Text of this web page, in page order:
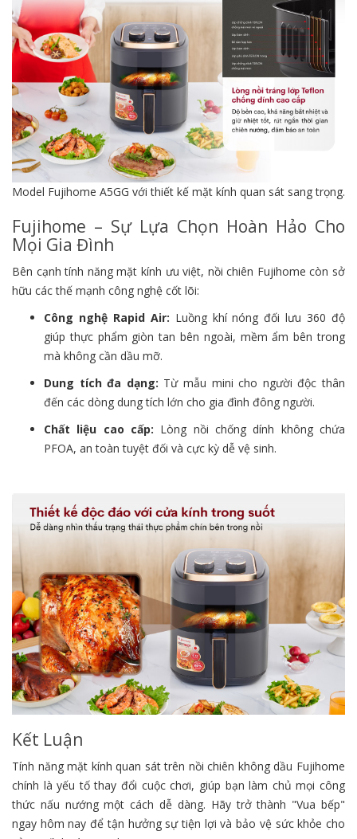
Model Fujihome A5GG với thiết kế mặt kính quan sát sang trọng.
Fujihome – Sự Lựa Chọn Hoàn Hảo Cho
Mọi Gia Đình
Bên cạnh tính năng mặt kính ưu việt, nồi chiên Fujihome còn sở
hữu các thế mạnh công nghệ cốt lõi:
Công nghệ Rapid Air: Luồng khí nóng đối lưu 360 độ
giúp thực phẩm giòn tan bên ngoài, mềm ẩm bên trong
mà không cần dầu mỡ.
Dung tích đa dạng: Từ mẫu mini cho người độc thân
đến các dòng dung tích lớn cho gia đình đông người.
Chất liệu cao cấp: Lòng nồi chống dính không chứa
PFOA, an toàn tuyệt đối và cực kỳ dễ vệ sinh.
Kết Luận
Tính năng mặt kính quan sát trên nồi chiên không dầu Fujihome
chính là yếu tố thay đổi cuộc chơi, giúp bạn làm chủ mọi công
thức nấu nướng một cách dễ dàng. Hãy trở thành "Vua bếp"
ngay hôm nay để tận hưởng sự tiện lợi và bảo vệ sức khỏe cho